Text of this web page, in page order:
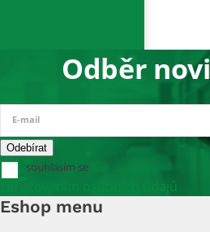
Odběr
E-mail
souhlasím se
zpracováním osobních údajů
Eshop menu